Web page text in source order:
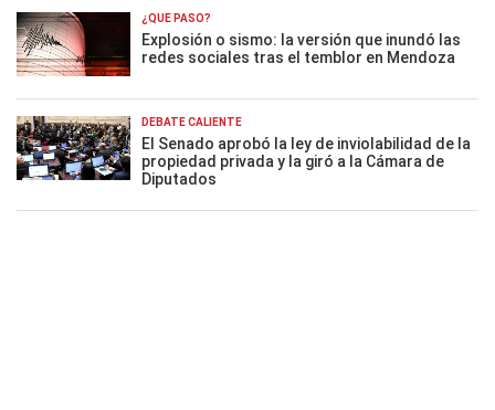
¿QUÉ PASÓ?
Explosión o sismo: la versión que inundó las
redes sociales tras el temblor en Mendoza
DEBATE CALIENTE
El Senado aprobó la ley de inviolabilidad de la
propiedad privada y la giró a la Cámara de
Diputados